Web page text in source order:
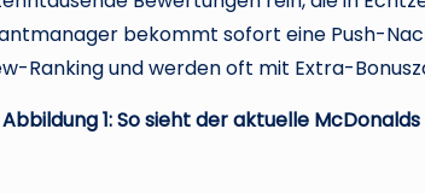
bekommt sofort eine Push-
Ranking und werden oft mit Extra-
1: So sieht der aktuelle